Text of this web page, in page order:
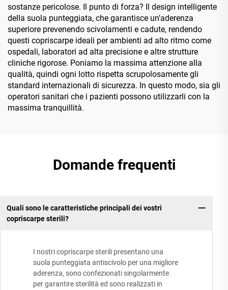
sostanze pericolose. Il punto di forza? Il design intelligente
della suola punteggiata, che garantisce un'aderenza
superiore prevenendo scivolamenti e cadute, rendendo
questi copriscarpe ideali per ambienti ad alto ritmo come
ospedali, laboratori ad alta precisione e altre strutture
cliniche rigorose. Poniamo la massima attenzione alla
qualità, quindi ogni lotto rispetta scrupolosamente gli
standard internazionali di sicurezza. In questo modo, sia gli
operatori sanitari che i pazienti possono utilizzarli con la
massima tranquillità.
Domande frequenti
Quali sono le caratteristiche principali dei vostri
copriscarpe sterili?
I nostri copriscarpe sterili presentano una
suola punteggiata antiscivolo per una migliore
aderenza, sono confezionati singolarmente
per garantire sterilità ed sono realizzati in